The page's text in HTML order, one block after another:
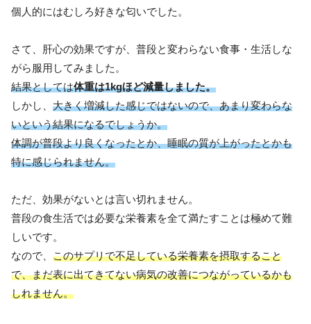
個人的にはむしろ好きな匂いでした。
さて、肝心の効果ですが、普段と変わらない食事・生活しな
がら服用してみました。
結果としては体重は1kgほど減量しました。
しかし、 大きく増減した感じではないので、あまり変わらな
いという結果になるでしょうか。
体調が普段より良くなったとか、睡眠の質が上がったとかも
特に感じられません。
ただ、効果がないとは言い切れません。
普段の食生活では必要な栄養素を全て満たすことは極めて難
しいです。
なので、 このサプリで不足している栄養素を摂取すること
で、まだ表に出てきてない病気の改善につながっているかも
しれません。